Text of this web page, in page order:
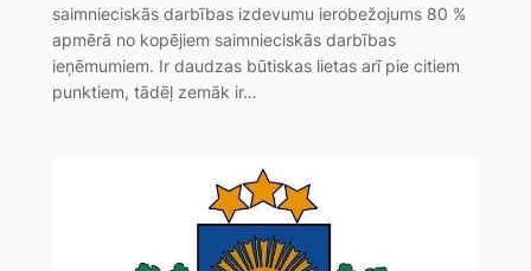
saimnieciskās darbības izdevumu ierobežojums 80 %
apmērā no kopējiem saimnieciskās darbības
ieņēmumiem. Ir daudzas būtiskas lietas arī pie citiem
punktiem, tādēļ zemāk ir…